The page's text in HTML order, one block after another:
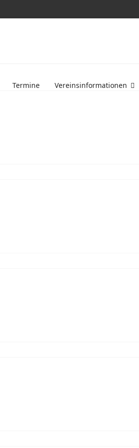
Termine Vereinsinformationen